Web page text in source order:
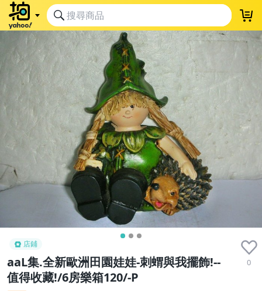
店鋪
aaL集.全新歐洲田園娃娃-刺蝟與我擺飾!--
值得收藏!/6房樂箱120/-P
0